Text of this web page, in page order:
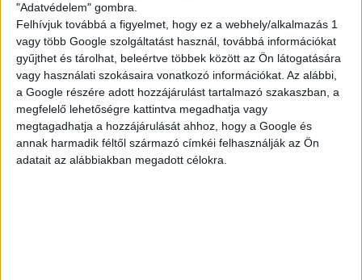
"Adatvédelem" gombra.
Felhívjuk továbbá a figyelmet, hogy ez a webhely/alkalmazás 1
vagy több Google szolgáltatást használ, továbbá információkat
gyűjthet és tárolhat, beleértve többek között az Ön látogatására
vagy használati szokásaira vonatkozó információkat. Az alábbi,
a Google részére adott hozzájárulást tartalmazó szakaszban, a
megfelelő lehetőségre kattintva megadhatja vagy
megtagadhatja a hozzájárulását ahhoz, hogy a Google és
annak harmadik féltől származó címkéi felhasználják az Ön
adatait az alábbiakban megadott célokra.
2.500,-Ft/óra